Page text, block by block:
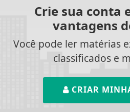
Crie sua conta
vantagens
Você pode ler matérias
classificados e
CRIAR